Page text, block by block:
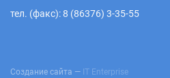
тел. (факс): 8 (86376) 3-35-55
Создание сайта — IT Enterprise